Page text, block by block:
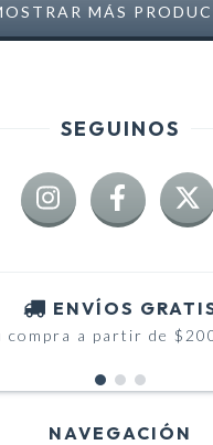
MÁS
SEGUINOS
ENVÍOS
compra a partir de
NAVEGACIÓN